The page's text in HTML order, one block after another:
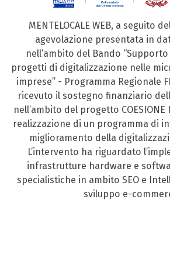
MENTELOCALE WEB, a seguito
agevolazione presentata in
nell’ambito del Bando
progetti di digitalizzazione nelle
imprese” - Programma Regionale
ricevuto il sostegno finanziario
nell’ambito del progetto COESIONE
realizzazione di un programma di
miglioramento della
L’intervento ha riguardato
infrastrutture hardware e
specialistiche in ambito SEO e
sviluppo e-